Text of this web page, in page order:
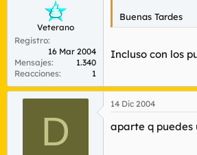
Veterano
Registro
16 Mar 2004
Mensajes
1.340
Reacciones
1
Buenas Tardes
Incluso con los
D
14 Dic 2004
aparte q puedes